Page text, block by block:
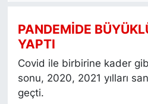
PANDEMİDE
YAPTI
Covid ile birbirine kader
sonu, 2020, 2021 yılları
geçti.